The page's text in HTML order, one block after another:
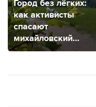
Город без лёгких:
как активисты
спасают
михайловский
дендрарий?